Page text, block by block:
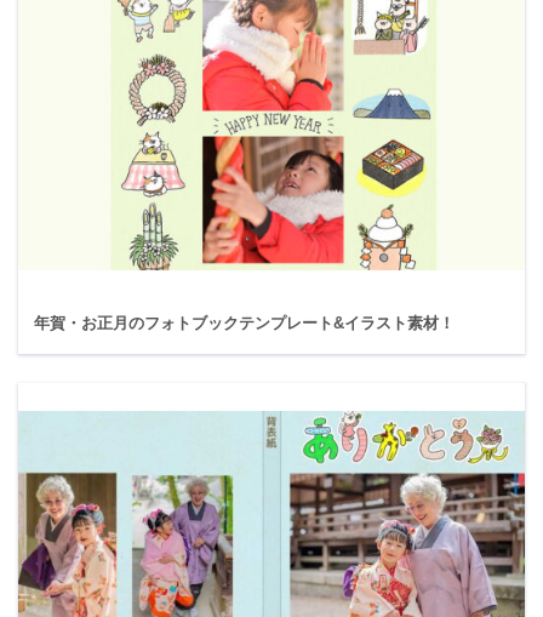
年賀・お正月のフォトブックテンプレート&イラスト素材！